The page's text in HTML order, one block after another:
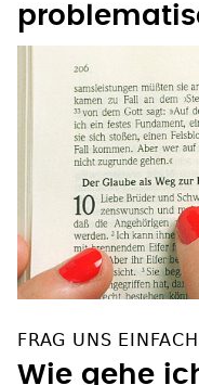
FRAG UNS
Wie gehe